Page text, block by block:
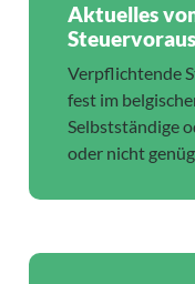
Aktuelles
Verpflichtende
fest im
Selbstständige
oder nicht